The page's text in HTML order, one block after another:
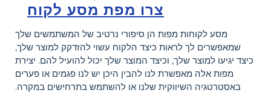
צרו מפת מסע לקוח
מסע לקוחות מפות הן סיפורי נרטיב של המשתמשים שלך
שמאפשרים לך לראות כיצד הלקוח עשוי להזדקק למוצר שלך,
כיצד יגיעו למוצר שלך, וכיצד המוצר שלך יכול להועיל להם. יצירת
מפות אלה מאפשרת לנו להבין היכן יש לנו פגמים או פערים
באסטרטגיה השיווקית שלנו או להשתמש בתרחישים במקרה.